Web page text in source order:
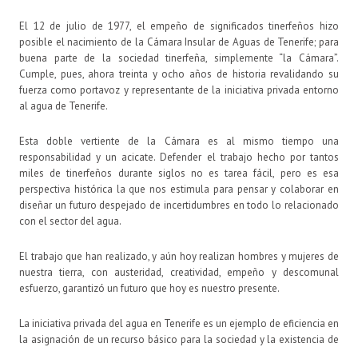
El 12 de julio de 1977, el empeño de significados tinerfeños hizo
posible el nacimiento de la Cámara Insular de Aguas de Tenerife; para
buena parte de la sociedad tinerfeña, simplemente “la Cámara”.
Cumple, pues, ahora treinta y ocho años de historia revalidando su
fuerza como portavoz y representante de la iniciativa privada entorno
al agua de Tenerife.
Esta doble vertiente de la Cámara es al mismo tiempo una
responsabilidad y un acicate. Defender el trabajo hecho por tantos
miles de tinerfeños durante siglos no es tarea fácil, pero es esa
perspectiva histórica la que nos estimula para pensar y colaborar en
diseñar un futuro despejado de incertidumbres en todo lo relacionado
con el sector del agua.
El trabajo que han realizado, y aún hoy realizan hombres y mujeres de
nuestra tierra, con austeridad, creatividad, empeño y descomunal
esfuerzo, garantizó un futuro que hoy es nuestro presente.
La iniciativa privada del agua en Tenerife es un ejemplo de eficiencia en
la asignación de un recurso básico para la sociedad y la existencia de